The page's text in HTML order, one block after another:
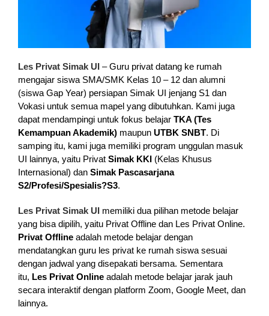
Les Privat Simak UI– Guru privat datang ke rumah
mengajar siswa SMA/SMK Kelas 10 – 12 dan alumni
(siswa Gap Year) persiapan Simak UI jenjang S1 dan
Vokasi untuk semua mapel yang dibutuhkan. Kami juga
dapat mendampingi untuk fokus belajar TKA (Tes
Kemampuan Akademik) maupun UTBK SNBT. Di
samping itu, kami juga memiliki program unggulan masuk
UI lainnya, yaitu Privat Simak KKI(Kelas Khusus
Internasional) danSimak Pascasarjana
S2/Profesi/Spesialis?S3.
Les Privat Simak UI memiliki dua pilihan metode belajar
yang bisa dipilih, yaitu Privat Offline dan Les Privat Online.
Privat Offlineadalah metode belajar dengan
mendatangkan guru les privat ke rumah siswa sesuai
dengan jadwal yang disepakati bersama. Sementara
itu, Les Privat Onlineadalah metode belajar jarak jauh
secara interaktif dengan platform Zoom, Google Meet, dan
lainnya.